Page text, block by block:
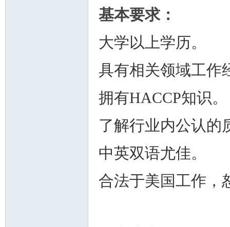
基本要求：
大学以上学历。
具有相关领域工作
拥有HACCP知识。
了解行业内公认的
中英双语尤佳。
合法于美国工作，